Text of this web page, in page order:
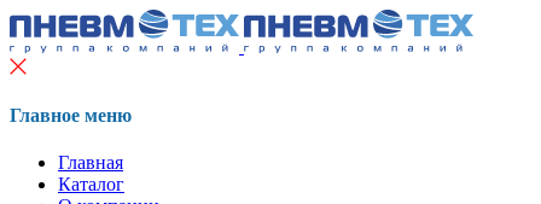
Главное меню
Главная
Каталог